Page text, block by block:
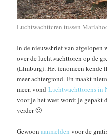
Luchtwachttoren tussen
In de nieuwsbrief van afgelopen
over de luchtwachttoren op de
(Limburg). Het fenomeen kende
meer achtergrond. En maakt
meer, vondLuchtwachttorens in
voor je het weet wordt je gepakt
verder 🙂
Gewoonaanmelden voor de